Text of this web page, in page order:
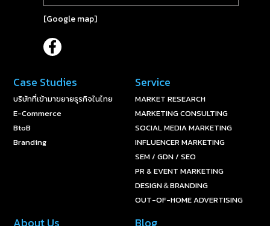
[Google map]
Case Studies
บริษัทที่เข้ามาขยายธุรกิจในไทย
E-Commerce
BtoB
Branding
Service
MARKET RESEARCH
MARKETING CONSULTING
SOCIAL MEDIA MARKETING
INFLUENCER MARKETING
SEM / GDN / SEO
PR & EVENT MARKETING
DESIGN＆BRANDING
OUT-OF-HOME ADVERTISING
About Us Blog